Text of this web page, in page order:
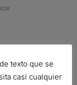
texto que se
casi cualquier